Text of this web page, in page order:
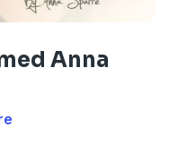
Anna